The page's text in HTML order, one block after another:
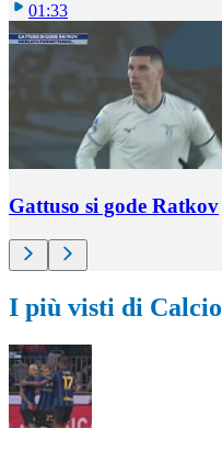
01:33
Gattuso si gode Ratkov
I più visti di Calcio